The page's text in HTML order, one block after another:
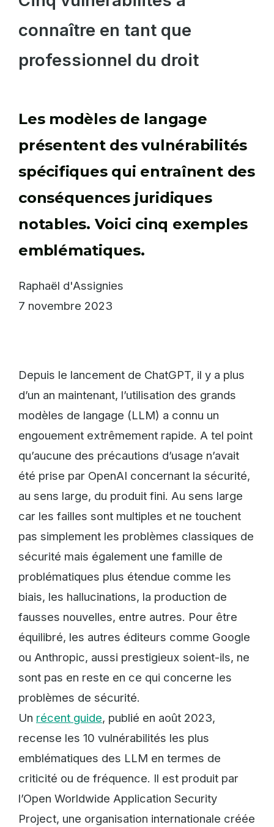
connaître en tant que
professionnel du droit
Les modèles de langage
présentent des vulnérabilités
spécifiques qui entraînent des
conséquences juridiques
notables. Voici cinq exemples
emblématiques.
Raphaël d'Assignies
7 novembre 2023
Depuis le lancement de ChatGPT, il y a plus
d’un an maintenant, l’utilisation des grands
modèles de langage (LLM) a connu un
engouement extrêmement rapide. A tel point
qu’aucune des précautions d’usage n’avait
été prise par OpenAI concernant la sécurité,
au sens large, du produit fini. Au sens large
car les failles sont multiples et ne touchent
pas simplement les problèmes classiques de
sécurité mais également une famille de
problématiques plus étendue comme les
biais, les hallucinations, la production de
fausses nouvelles, entre autres. Pour être
équilibré, les autres éditeurs comme Google
ou Anthropic, aussi prestigieux soient-ils, ne
sont pas en reste en ce qui concerne les
problèmes de sécurité.
Un récent guide, publié en août 2023,
recense les 10 vulnérabilités les plus
emblématiques des LLM en termes de
criticité ou de fréquence. Il est produit par
l’Open Worldwide Application Security
Project, une organisation internationale créée